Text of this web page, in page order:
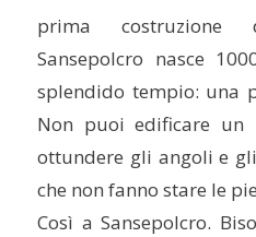
prima
Sansepolcro nasce
splendido tempio: una
Non puoi edificare un
ottundere gli angoli e
che non fanno stare le
Così a Sansepolcro.